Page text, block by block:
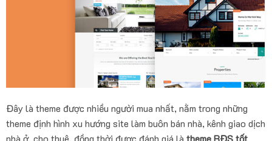
Đây là theme được nhiều người mua nhất, nằm trong những
theme định hình xu hướng site làm buôn bán nhà, kênh giao dịch
nhà ở, cho thuê, đồng thời được đánh giá là theme BĐStốt